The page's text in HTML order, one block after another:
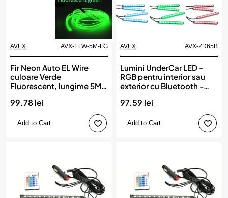
AVEX AVX-ELW-5M-FG
Fir Neon Auto EL Wire
culoare Verde
Fluorescent, lungime 5M,
inclus
99.78 lei
Add to Cart
AVEX AVX-ZD65B
Lumini UnderCar LED -
RGB pentru interior sau
exterior cu Bluetooth -
97.59 lei
Add to Cart